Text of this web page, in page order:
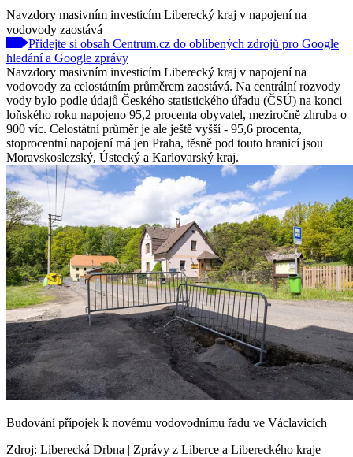
Navzdory masivním investicím Liberecký kraj v napojení na
vodovody zaostává
Přidejte si obsah Centrum.cz do oblíbených zdrojů pro Google
hledání a Google zprávy
Navzdory masivním investicím Liberecký kraj v napojení na
vodovody za celostátním průměrem zaostává. Na centrální rozvody
vody bylo podle údajů Českého statistického úřadu (ČSÚ) na konci
loňského roku napojeno 95,2 procenta obyvatel, meziročně zhruba o
900 víc. Celostátní průměr je ale ještě vyšší - 95,6 procenta,
stoprocentní napojení má jen Praha, těsně pod touto hranicí jsou
Moravskoslezský, Ústecký a Karlovarský kraj.
Budování přípojek k novému vodovodnímu řadu ve Václavicích
Zdroj: Liberecká Drbna | Zprávy z Liberce a Libereckého kraje